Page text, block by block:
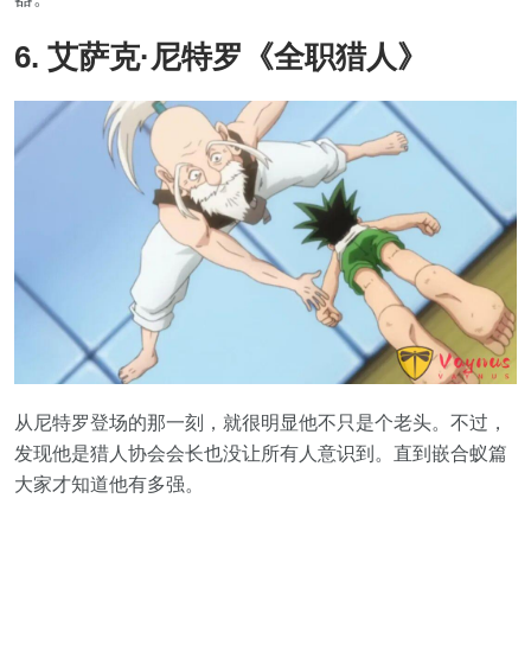
6. 艾萨克·尼特罗《全职猎人》
从尼特罗登场的那一刻，就很明显他不只是个老头。不过，
发现他是猎人协会会长也没让所有人意识到。直到嵌合蚁篇
大家才知道他有多强。